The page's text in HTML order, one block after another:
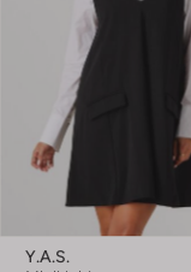
Y.a.s.